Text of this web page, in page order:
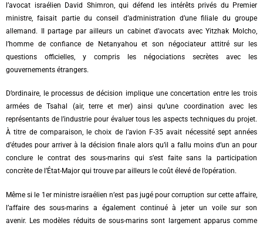
l’avocat israélien David Shimron, qui défend les intérêts privés du Premier
ministre, faisait partie du conseil d’administration d’une filiale du groupe
allemand. Il partage par ailleurs un cabinet d’avocats avec Yitzhak Molcho,
l’homme de confiance de Netanyahou et son négociateur attitré sur les
questions officielles, y compris les négociations secrètes avec les
gouvernements étrangers.
D’ordinaire, le processus de décision implique une concertation entre les trois
armées de Tsahal (air, terre et mer) ainsi qu’une coordination avec les
représentants de l’industrie pour évaluer tous les aspects techniques du projet.
À titre de comparaison, le choix de l’avion F-35 avait nécessité sept années
d’études pour arriver à la décision finale alors qu’il a fallu moins d’un an pour
conclure le contrat des sous-marins qui s’est faite sans la participation
concrète de l’État-Major qui trouve par ailleurs le coût élevé de l’opération.
Même si le 1er ministre israélien n’est pas jugé pour corruption sur cette affaire,
l’affaire des sous-marins a également continué à jeter un voile sur son
avenir. Les modèles réduits de sous-marins sont largement apparus comme